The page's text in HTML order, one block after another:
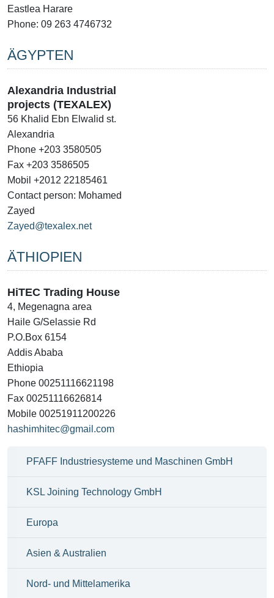
Eastlea Harare
Phone: 09 263 4746732
ÄGYPTEN
Alexandria Industrial
projects (TEXALEX)
56 Khalid Ebn Elwalid st.
Alexandria
Phone +203 3580505
Fax +203 3586505
Mobil +2012 22185461
Contact person: Mohamed
Zayed
Zayed@texalex.net
ÄTHIOPIEN
HiTEC Trading House
4, Megenagna area
Haile G/Selassie Rd
P.O.Box 6154
Addis Ababa
Ethiopia
Phone 00251116621198
Fax 00251116626814
Mobile 00251911200226
hashimhitec@gmail.com
PFAFF Industriesysteme und Maschinen GmbH
KSL Joining Technology GmbH
Europa
Asien & Australien
Nord- und Mittelamerika